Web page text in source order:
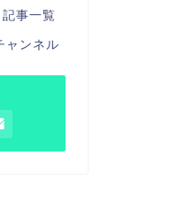
記事一覧
ャンネル